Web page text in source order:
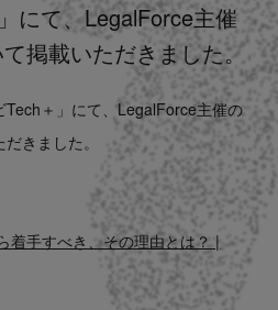
にて、LegalForce主催
掲載いただきました。
＋」にて、LegalForce主催の
きました。
着手すべき、その理由とは？ |